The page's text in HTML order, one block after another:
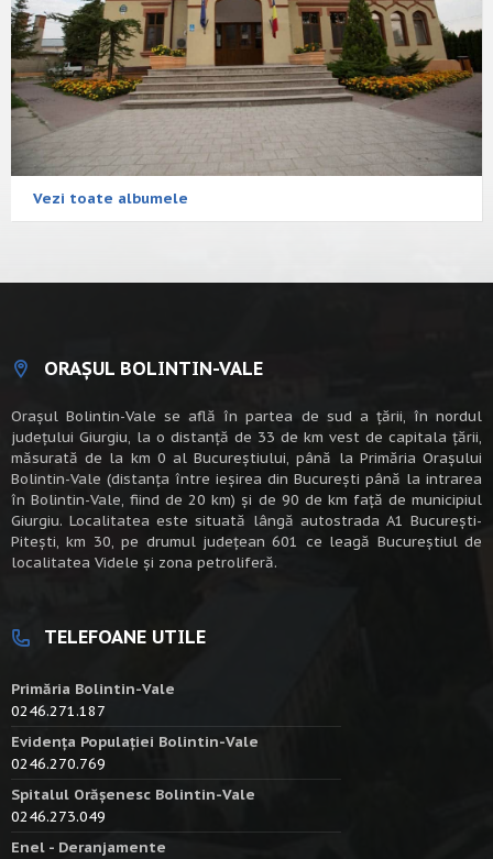
Vezi toate albumele
ORAȘUL BOLINTIN-VALE
Oraşul Bolintin-Vale se află în partea de sud a ţării, în nordul
judeţului Giurgiu, la o distanţă de 33 de km vest de capitala țării,
măsurată de la km 0 al Bucureștiului, până la Primăria Orașului
Bolintin-Vale (distanța între ieșirea din București până la intrarea
în Bolintin-Vale, fiind de 20 km) şi de 90 de km faţă de municipiul
Giurgiu. Localitatea este situată lângă autostrada A1 Bucureşti-
Piteşti, km 30, pe drumul judeţean 601 ce leagă Bucureştiul de
localitatea Videle şi zona petroliferă.
TELEFOANE UTILE
Primăria Bolintin-Vale
0246.271.187
Evidența Populației Bolintin-Vale
0246.270.769
Spitalul Orășenesc Bolintin-Vale
0246.273.049
Enel - Deranjamente